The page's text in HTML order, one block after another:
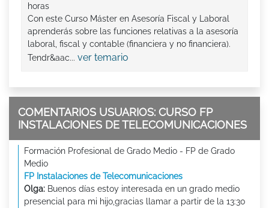
horas
Con este Curso Máster en Asesoría Fiscal y Laboral
aprenderás sobre las funciones relativas a la asesoría
laboral, fiscal y contable (financiera y no financiera).
Tendr&aac... ver temario
COMENTARIOS USUARIOS: CURSO FP
INSTALACIONES DE TELECOMUNICACIONES
Formación Profesional de Grado Medio - FP de Grado
Medio
FP Instalaciones de Telecomunicaciones
Olga: Buenos días estoy interesada en un grado medio
presencial para mi hijo,gracias llamar a partir de la 13:30